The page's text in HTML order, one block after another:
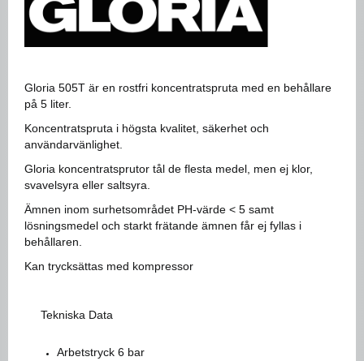
Gloria 505T är en rostfri koncentratspruta med en behållare
på 5 liter.
Koncentratspruta i högsta kvalitet, säkerhet och
användarvänlighet.
Gloria koncentratsprutor tål de flesta medel, men ej klor,
svavelsyra eller saltsyra.
Ämnen inom surhetsområdet PH-värde < 5 samt
lösningsmedel och starkt frätande ämnen får ej fyllas i
behållaren.
Kan trycksättas med kompressor
Tekniska Data
Arbetstryck 6 bar